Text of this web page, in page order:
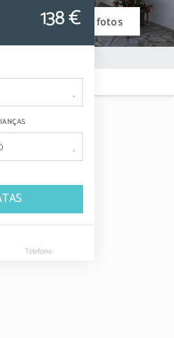
Ver fotos
138 €
Telefone